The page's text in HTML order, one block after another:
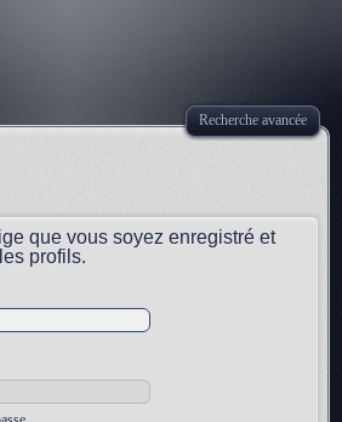
Recherche avancée
que vous soyez enregistré et
profils.